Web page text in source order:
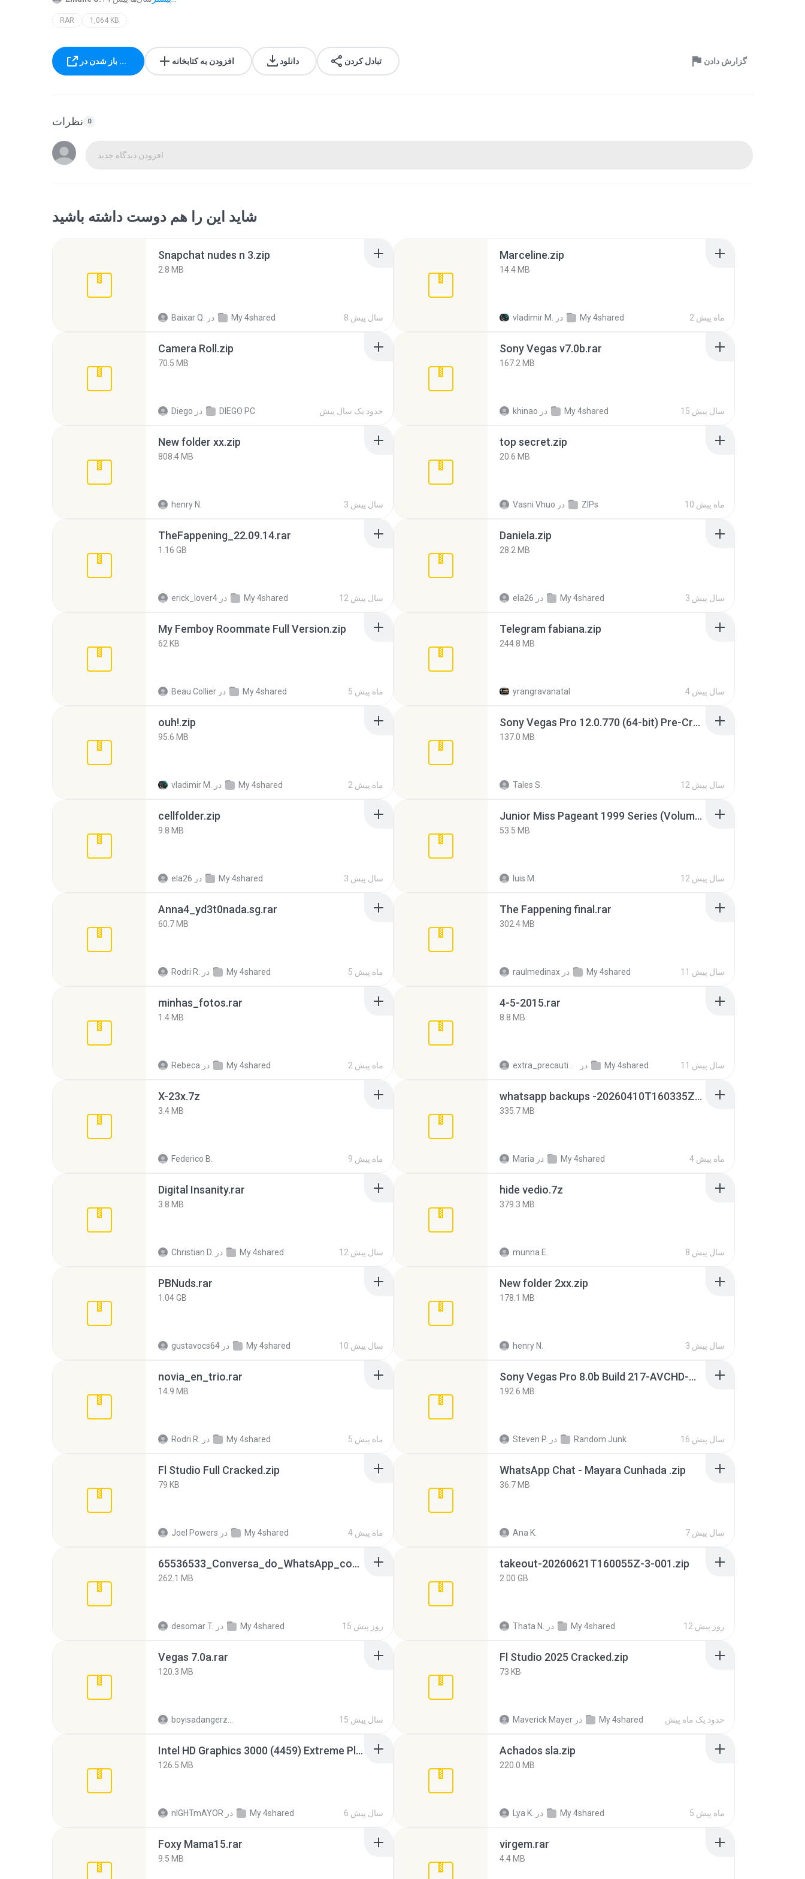
RAR 1,064 KB
باز شدن در ... افزودن به کتابخانه دانلود تبادل کردن گزارش دادن
نظرات 0
افزودن دیدگاه جدید
شاید این را هم دوست داشته باشید
Snapchat nudes n 3.zip
2.8 MB
Baixar Q. در My 4shared 8 سال پیش
Marceline.zip
14.4 MB
vladimir M. در My 4shared 2 ماه پیش
Camera Roll.zip
70.5 MB
Diego در DIEGO PC حدود یک سال پیش
Sony Vegas v7.0b.rar
167.2 MB
khinao در My 4shared 15 سال پیش
New folder xx.zip
808.4 MB
henry N. 3 سال پیش
top secret.zip
20.6 MB
Vasni Vhuo در ZIPs 10 ماه پیش
TheFappening_22.09.14.rar
1.16 GB
erick_lover4 در My 4shared 12 سال پیش
Daniela.zip
28.2 MB
ela26 در My 4shared 3 سال پیش
My Femboy Roommate Full Version.zip
62 KB
Beau Collier در My 4shared 5 ماه پیش
Telegram fabiana.zip
244.8 MB
yrangravanatal 4 سال پیش
ouh!.zip
95.6 MB
vladimir M. در My 4shared 2 ماه پیش
Sony Vegas Pro 12.0.770 (64-bit) Pre-Cracked.zip
137.0 MB
Tales S. 12 سال پیش
cellfolder.zip
9.8 MB
ela26 در My 4shared 3 سال پیش
Junior Miss Pageant 1999 Series (Volume I Part I NC 6).7z
53.5 MB
luis M. 12 سال پیش
Anna4_yd3t0nada.sg.rar
60.7 MB
Rodri R. در My 4shared 5 ماه پیش
The Fappening final.rar
302.4 MB
raulmedinax در My 4shared 11 سال پیش
minhas_fotos.rar
1.4 MB
Rebeca در My 4shared 2 ماه پیش
4-5-2015.rar
8.8 MB
در My 4shared 11 سال پیش
X-23x.7z
3.4 MB
Federico B. 9 ماه پیش
whatsapp backups -20260410T160335Z-3-001.zip
335.7 MB
Maria در My 4shared 4 ماه پیش
Digital Insanity.rar
3.8 MB
Christian D. در My 4shared 12 سال پیش
hide vedio.7z
379.3 MB
munna E. 8 سال پیش
PBNuds.rar
1.04 GB
gustavocs64 در My 4shared 10 سال پیش
New folder 2xx.zip
178.1 MB
henry N. 3 سال پیش
novia_en_trio.rar
14.9 MB
Rodri R. در My 4shared 5 ماه پیش
Sony Vegas Pro 8.0b Build 217-AVCHD-MPG-AC3 FIXED.7z
192.6 MB
Steven P. در Random Junk 16 سال پیش
Fl Studio Full Cracked.zip
79 KB
Joel Powers در My 4shared 4 ماه پیش
WhatsApp Chat - Mayara Cunhada .zip
36.7 MB
Ana K. 7 سال پیش
65536533_Conversa_do_WhatsApp_com_Meu_Esposo.zip
262.1 MB
desomar T. در My 4shared 15 روز پیش
takeout-20260621T160055Z-3-001.zip
2.00 GB
Thata N. در My 4shared 12 روز پیش
Vegas 7.0a.rar
120.3 MB
15 سال پیش
Fl Studio 2025 Cracked.zip
73 KB
Maverick Mayer در My 4shared حدود یک ماه پیش
Intel HD Graphics 3000 (4459) Extreme Plus 2.0.zip
126.5 MB
nIGHTmAYOR در My 4shared 6 سال پیش
Achados sla.zip
220.0 MB
Lya K. در My 4shared 5 ماه پیش
Foxy Mama15.rar
9.5 MB
virgem.rar
4.4 MB